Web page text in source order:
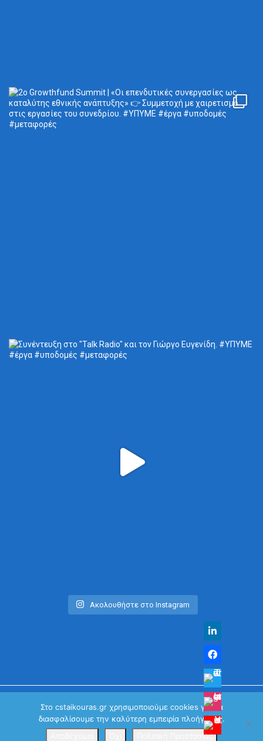
Ακολουθήστε στο Instagram
© Χρήστος Σταϊκούρας | All Rights Reserved 2026
Κανονισμός Προστασίας Προσωπικών Δεδομένων
Στο cstaikouras.gr χρησιμοποιούμε cookies για να
διασφαλίσουμε την καλύτερη εμπειρία πλοήγησης.
Πολιτική Προστασίας